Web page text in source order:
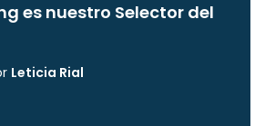
es nuestro Selector del
Leticia Rial